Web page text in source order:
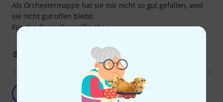
Als Orchestermappe hat sie mir nicht so gut gefallen, weil
sie nicht gut offen bleibt.
Für den Preis aber völlig okay.
BEWERTUNG MELDEN
Bühnen Shreck 17.06.2026